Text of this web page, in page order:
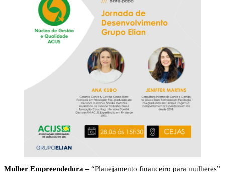
Mulher Empreendedora – “Planejamento financeiro para mulheres”